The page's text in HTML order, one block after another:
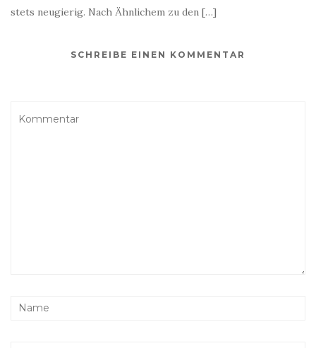
stets neugierig. Nach Ähnlichem zu den […]
SCHREIBE EINEN KOMMENTAR